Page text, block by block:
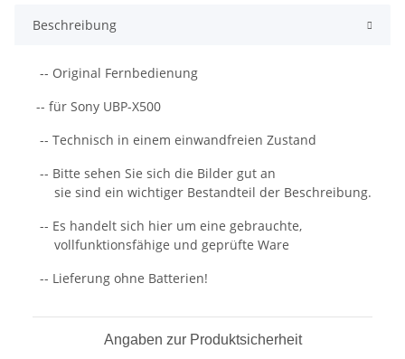
Beschreibung
-- Original Fernbedienung
-- für Sony UBP-X500
-- Technisch in einem einwandfreien Zustand
-- Bitte sehen Sie sich die Bilder gut an
sie sind ein wichtiger Bestandteil der Beschreibung.
-- Es handelt sich hier um eine gebrauchte,
vollfunktionsfähige und geprüfte Ware
-- Lieferung ohne Batterien!
Angaben zur Produktsicherheit